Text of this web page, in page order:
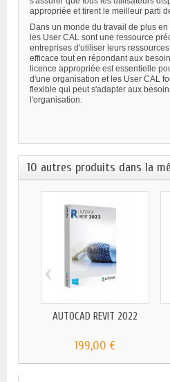
appropriée et tirent le meilleur parti
Dans un monde du travail de plus
les User CAL sont une ressource
entreprises d'utiliser leurs
efficace tout en répondant aux
licence appropriée est essentielle
d'une organisation et les User CAL
flexible qui peut s'adapter aux
l'organisation.
10 autres produits dans la
AUTOCAD REVIT 2022
199,00 €
‹